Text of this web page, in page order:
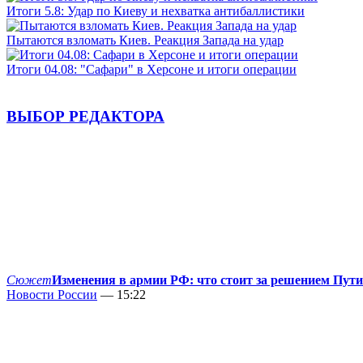
Итоги 5.8: Удар по Киеву и нехватка антибаллистики
Пытаются взломать Киев. Реакция Запада на удар
Итоги 04.08: "Сафари" в Херсоне и итоги операции
ВЫБОР РЕДАКТОРА
СюжетИзменения в армии РФ: что стоит за решением
Новости России — 15:22